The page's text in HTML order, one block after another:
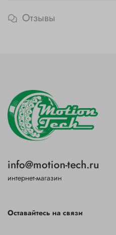
Отзывы
info@motion-tech.ru
интернет-магазин
Оставайтесь на связи